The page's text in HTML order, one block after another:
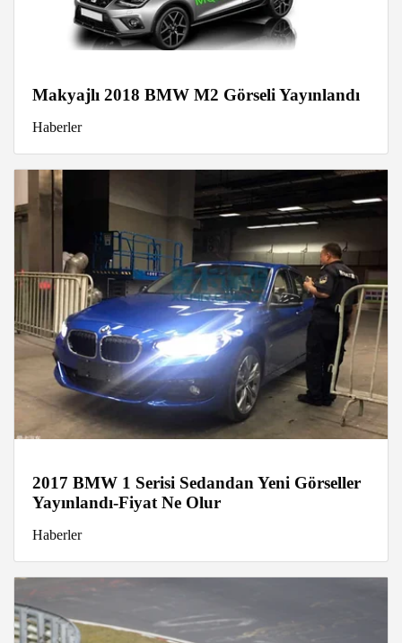
Makyajlı 2018 BMW M2 Görseli Yayınlandı
Haberler
2017 BMW 1 Serisi Sedandan Yeni Görseller
Yayınlandı-Fiyat Ne Olur
Haberler